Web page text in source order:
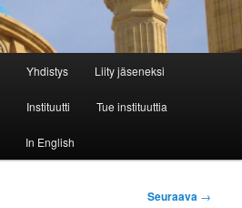
Yhdistys Liity jäseneksi
Instituutti Tue instituuttia
In English
Seuraava →